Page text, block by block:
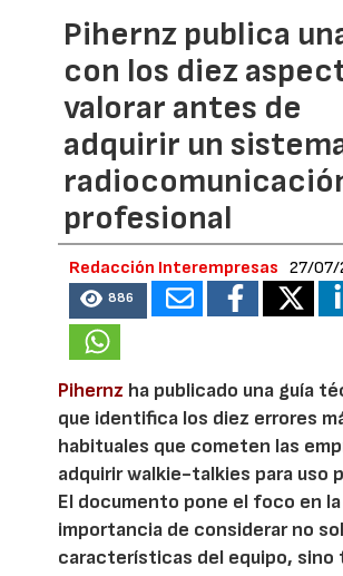
Pihernz publica
con los diez
valorar antes de
adquirir un
profesional
Redacción Interempresas 27/07/
886
Pihernz ha publicado una guía
que identifica los diez errores
habituales que cometen las
adquirir walkie-talkies para uso
El documento pone el foco en la
importancia de considerar no
características del equipo, sino